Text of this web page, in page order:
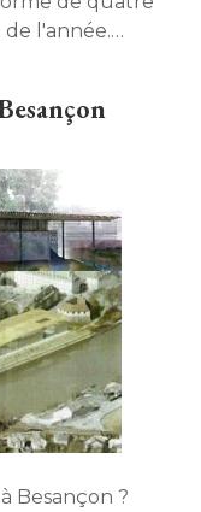
de l'année.
Besançon ?